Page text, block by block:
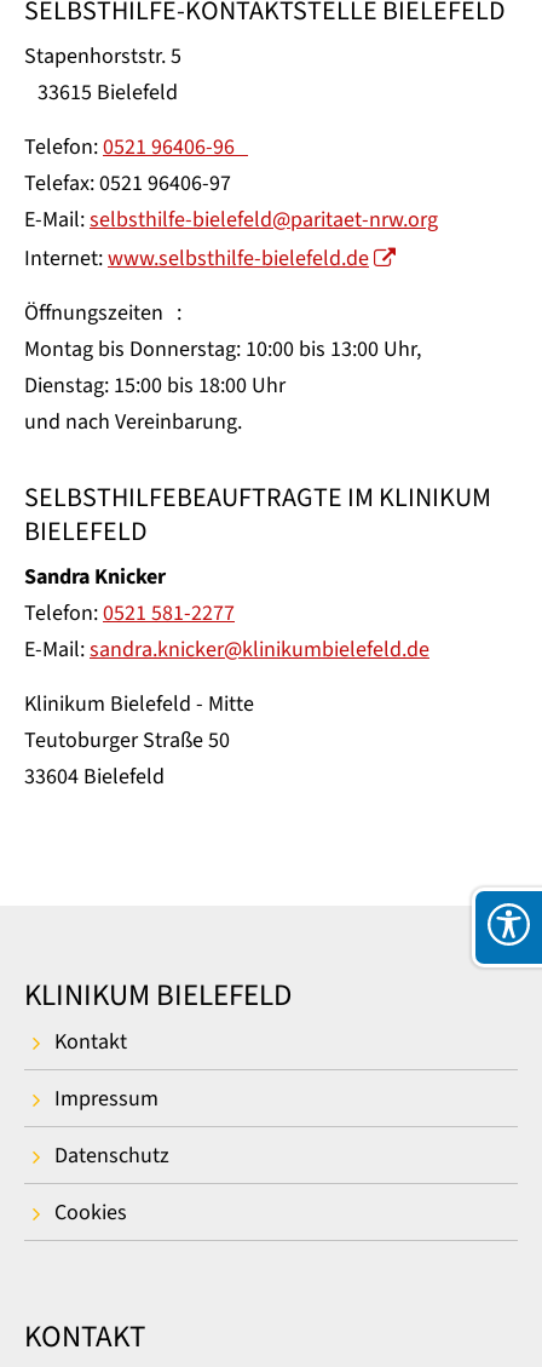
SELBSTHILFE-KONTAKTSTELLE BIELEFELD
Stapenhorststr. 5
33615 Bielefeld
Telefon:0521 96406-96
Telefax: 0521 96406-97
E-Mail:selbsthilfe-bielefeld@paritaet-nrw.org
Internet:www.selbsthilfe-bielefeld.de
Öffnungszeiten :
Montag bis Donnerstag: 10:00 bis 13:00 Uhr,
Dienstag: 15:00 bis 18:00 Uhr
und nach Vereinbarung.
SELBSTHILFEBEAUFTRAGTE IM KLINIKUM
BIELEFELD
Sandra Knicker
Telefon:0521 581-2277
E-Mail:sandra.knicker@klinikumbielefeld.de
Klinikum Bielefeld - Mitte
Teutoburger Straße 50
33604 Bielefeld
KLINIKUM BIELEFELD
Kontakt
Impressum
Datenschutz
Cookies
KONTAKT